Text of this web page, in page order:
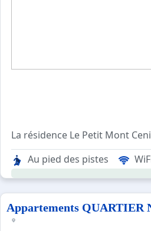
Les appartements sont à
Wifi gratuit dans chaque
Paiement des prestations
Au pied des pistes
Appartements QUARTIER